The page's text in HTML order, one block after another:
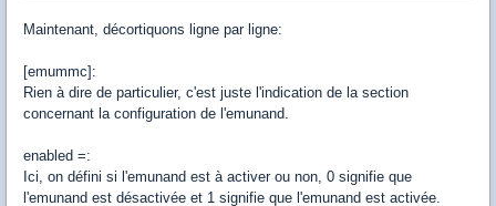
Maintenant, décortiquons ligne par ligne:
[emummc]:
Rien à dire de particulier, c'est juste l'indication de la section
concernant la configuration de l'emunand.
enabled =:
Ici, on défini si l'emunand est à activer ou non, 0 signifie que
l'emunand est désactivée et 1 signifie que l'emunand est activée.